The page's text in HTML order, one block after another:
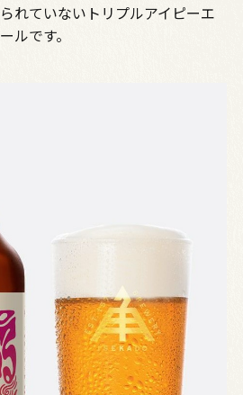
れていないトリプルアイピーエ
ルです。